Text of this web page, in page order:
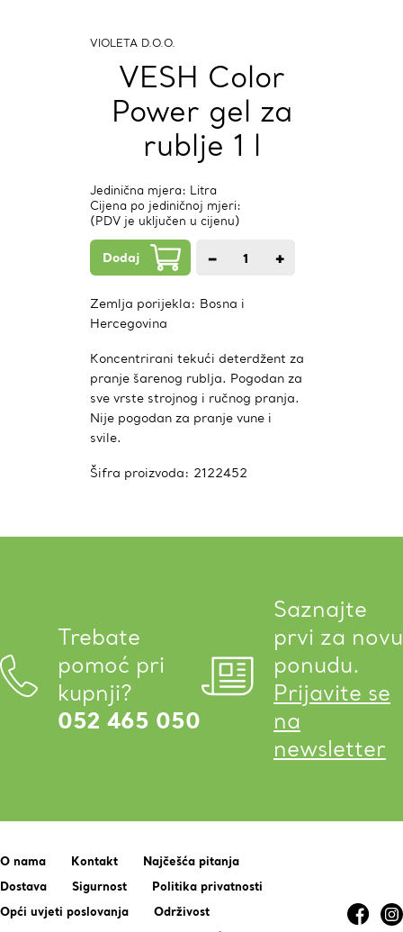
VIOLETA D.O.O.
VESH Color
Power gel za
rublje 1 l
Jedinična mjera: Litra
Cijena po jediničnoj mjeri:
(PDV je uključen u cijenu)
Dodaj − 1 +
Zemlja porijekla: Bosna i
Hercegovina
Koncentrirani tekući deterdžent za
pranje šarenog rublja. Pogodan za
sve vrste strojnog i ručnog pranja.
Nije pogodan za pranje vune i
svile.
Šifra proizvoda: 2122452
Trebate
pomoć pri
kupnji?
052 465 050
Saznajte
prvi za novu
ponudu.
Prijavite se
na
newsletter
O nama Kontakt
Najčešća pitanja
Dostava
Sigurnost
Politika privatnosti
Opći uvjeti poslovanja
Održivost